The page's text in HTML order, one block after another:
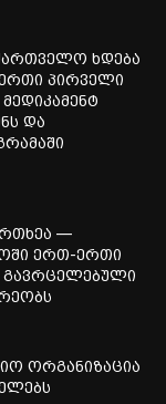
ხდება
პირველი
და
—
ერთ-ერთი
გავრცელებული
ორგანიზაცია